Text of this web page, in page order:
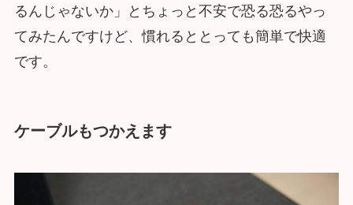
るんじゃないか」とちょっと不安で恐る恐るやっ
てみたんですけど、慣れるととっても簡単で快適
です。
ケーブルもつかえます